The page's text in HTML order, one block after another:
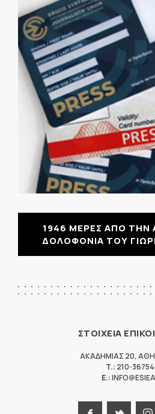
1946 ΜΕΡΕΣ ΑΠΟ ΤΗΝ
ΔΟΛΟΦΟΝΙΑ ΤΟΥ
ΣΤΟΙΧΕΙΑ
ΑΚΑΔΗΜΙΑΣ 20,
T.: 210-
E.: